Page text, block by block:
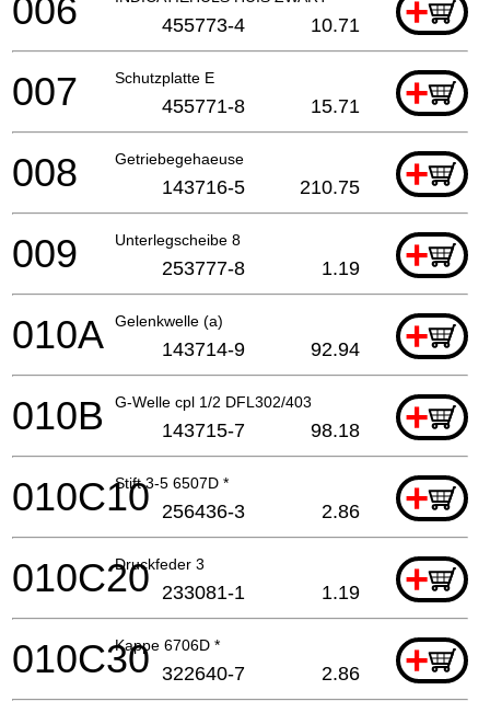
+
006 455773-4 10.71
Schutzplatte E +
007 455771-8 15.71
Getriebegehaeuse +
008 143716-5 210.75
Unterlegscheibe 8 +
009 253777-8 1.19
Gelenkwelle (a) +
010A 143714-9 92.94
G-Welle cpl 1/2 DFL302/403 +
010B 143715-7 98.18
Stift 3-5 6507D * +
010C10 256436-3 2.86
Druckfeder 3 +
010C20 233081-1 1.19
Kappe 6706D * +
010C30 322640-7 2.86